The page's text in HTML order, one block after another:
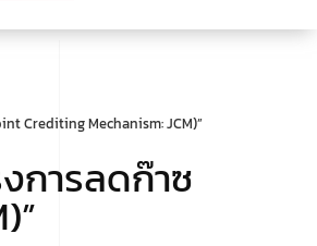
Crediting Mechanism: JCM)”
การลดก๊าซ